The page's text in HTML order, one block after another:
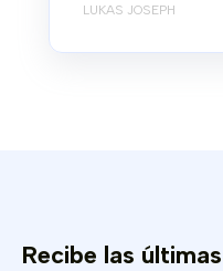
LUKAS JOSEPH
Recibe las